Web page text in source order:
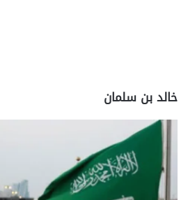
خالد بن سلمان